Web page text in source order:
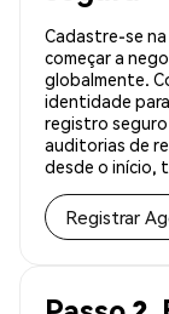
Cadastre-se na
começar a
globalmente.
identidade
registro seguro
auditorias de
desde o início,
Registrar